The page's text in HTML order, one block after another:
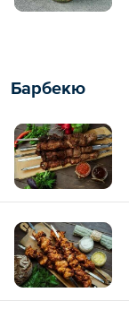
Барбекю